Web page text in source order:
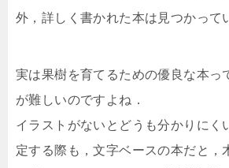
外，詳しく書かれた本は見つかって
実は果樹を育てるための優良な本っ
が難しいのですよね．
イラストがないとどうも分かりにく
定する際も，文字ベースの本だと，